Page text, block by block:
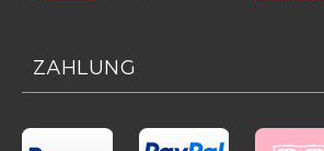
ZAHLUNG